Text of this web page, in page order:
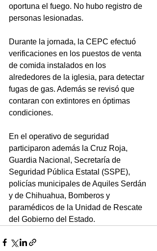
oportuna el fuego. No hubo registro de
personas lesionadas.
Durante la jornada, la CEPC efectuó
verificaciones en los puestos de venta
de comida instalados en los
alrededores de la iglesia, para detectar
fugas de gas. Además se revisó que
contaran con extintores en óptimas
condiciones.
En el operativo de seguridad
participaron además la Cruz Roja,
Guardia Nacional, Secretaría de
Seguridad Pública Estatal (SSPE),
policías municipales de Aquiles Serdán
y de Chihuahua, Bomberos y
paramédicos de la Unidad de Rescate
del Gobierno del Estado.